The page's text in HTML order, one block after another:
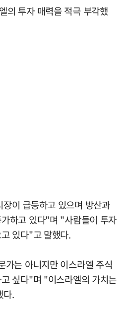
의 투자 매력을 적극 부각했
이 급등하고 있으며 방산과
하고 있다"며 "사람들이 투자
있다"고 말했다.
가는 아니지만 이스라엘 주식
싶다"며 "이스라엘의 가치는
다.